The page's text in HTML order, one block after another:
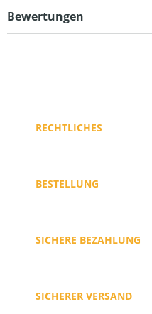
Bewertungen
RECHTLICHES
BESTELLUNG
SICHERE BEZAHLUNG
SICHERER VERSAND